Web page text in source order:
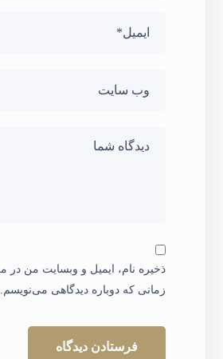
ذخیره نام، ایمیل و وبسایت من در
زمانی که دوباره دیدگاهی می‌نویسم.